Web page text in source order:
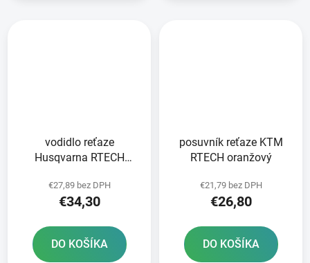
vodidlo reťaze
Husqvarna RTECH
€27,89 bez DPH
€34,30
DO KOŠÍKA
posuvník reťaze KTM
RTECH oranžový
€21,79 bez DPH
€26,80
DO KOŠÍKA